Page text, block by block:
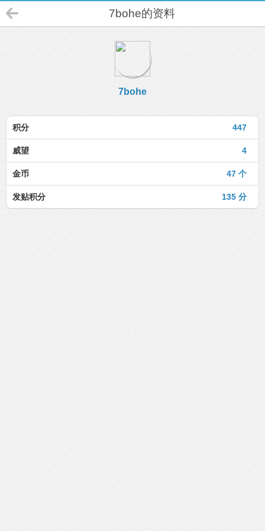
7bohe的资料
7bohe
447
积分
4
威望
47 个
金币
135 分
发贴积分